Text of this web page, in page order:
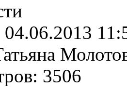
04.06.2013
3506